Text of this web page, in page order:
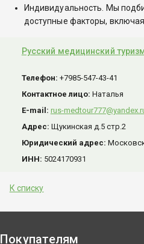
Индивидуальность. Мы
доступные факторы,
Русский медицинский
Телефон: +7985-547-43-41
Контактное лицо: Наталья
E-mail: rus-
Адрес: Щукинская д.5 стр.2
Юридический адрес:
ИНН: 5024170931
К списку
Покупателям